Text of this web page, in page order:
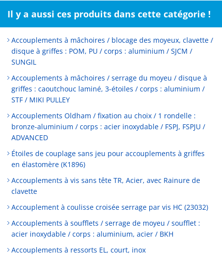
Il y a aussi ces produits dans cette catégorie !
Accouplements à mâchoires / blocage des moyeux, clavette /
disque à griffes : POM, PU / corps : aluminium / SJCM /
SUNGIL
Accouplements à mâchoires / serrage du moyeu / disque à
griffes : caoutchouc laminé, 3-étoiles / corps : aluminium /
STF / MIKI PULLEY
Accouplements Oldham / fixation au choix / 1 rondelle :
bronze-aluminium / corps : acier inoxydable / FSPJ, FSPJU /
ADVANCED
Étoiles de couplage sans jeu pour accouplements à griffes
en élastomère (K1896)
Accouplements à vis sans tête TR, Acier, avec Rainure de
clavette
Accouplement à coulisse croisée serrage par vis HC (23032)
Accouplements à soufflets / serrage de moyeu / soufflet :
acier inoxydable / corps : aluminium, acier / BKH
Accouplements à ressorts EL, court, inox